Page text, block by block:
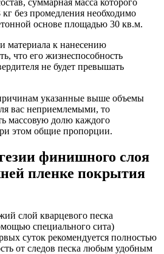
без промедления необходимо
основе площадью 30 кв.м.
материала к нанесению
что его жизнеспособность
не будет превышать
указанные выше объемы
вас неприемлемыми, то
массовую долю каждого
этом общие пропорции.
финишного слоя
пленке покрытия
слой кварцевого песка
специального сита)
суток рекомендуется полностью
от следов песка любым удобным